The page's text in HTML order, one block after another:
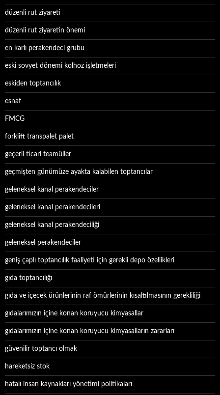
düzenli rut ziyareti
düzenli rut ziyaretin önemi
en karlı perakendeci grubu
eski sovyet dönemi kolhoz işletmeleri
eskiden toptancılık
esnaf
FMCG
forklift transpalet palet
geçerli ticari teamüller
geçmişten günümüze ayakta kalabilen toptancılar
geleneksel kanal perakendeciler
geleneksel kanal perakendecileri
geleneksel kanal perakendeciliği
geleneksel perakendeciler
geniş çaplı toptancılık faaliyeti için gerekli depo özellikleri
gıda toptancılığı
gıda ve içecek ürünlerinin raf ömürlerinin kısaltılmasının gerekliliği
gıdalarımızın içine konan koruyucu kimyasallar
gıdalarımızın içine konan koruyucu kimyasalların zararları
güvenilir toptancı olmak
hareketsiz stok
hatalı insan kaynakları yönetimi politikaları